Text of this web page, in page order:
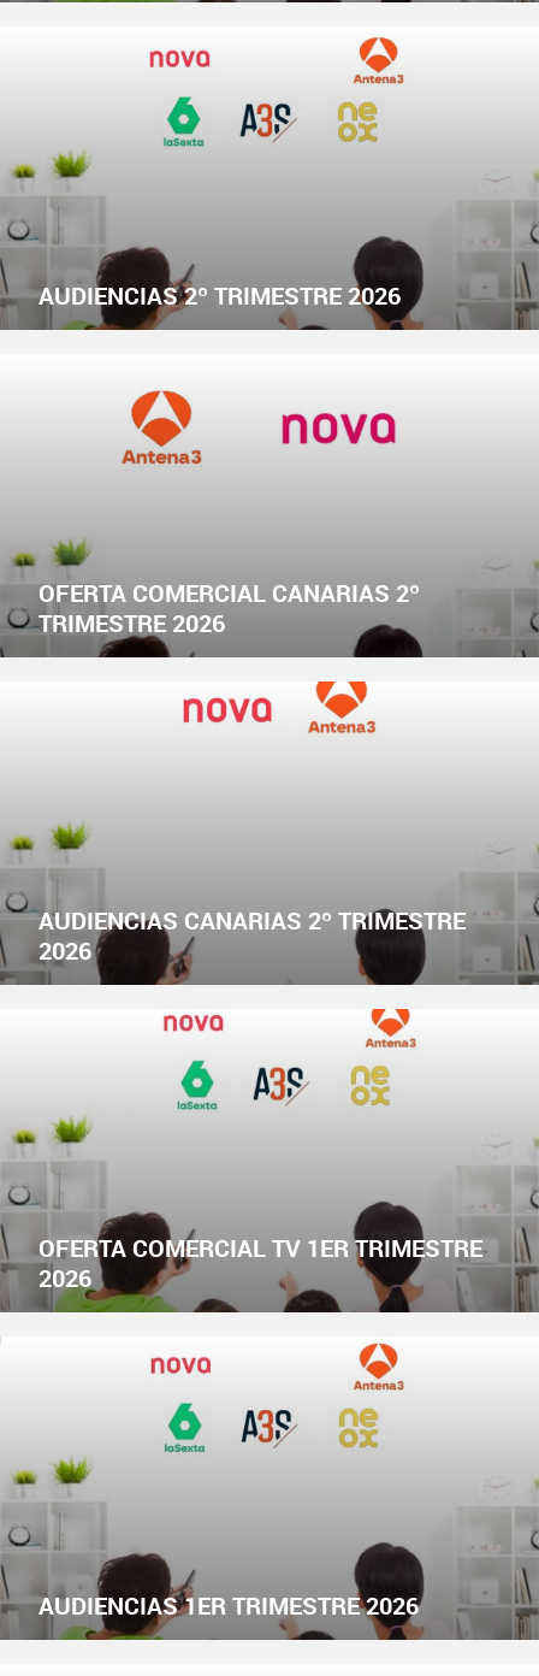
AUDIENCIAS 2º TRIMESTRE 2026
OFERTA COMERCIAL CANARIAS 2º
TRIMESTRE 2026
AUDIENCIAS CANARIAS 2º TRIMESTRE
2026
OFERTA COMERCIAL TV 1ER TRIMESTRE
2026
AUDIENCIAS 1ER TRIMESTRE 2026